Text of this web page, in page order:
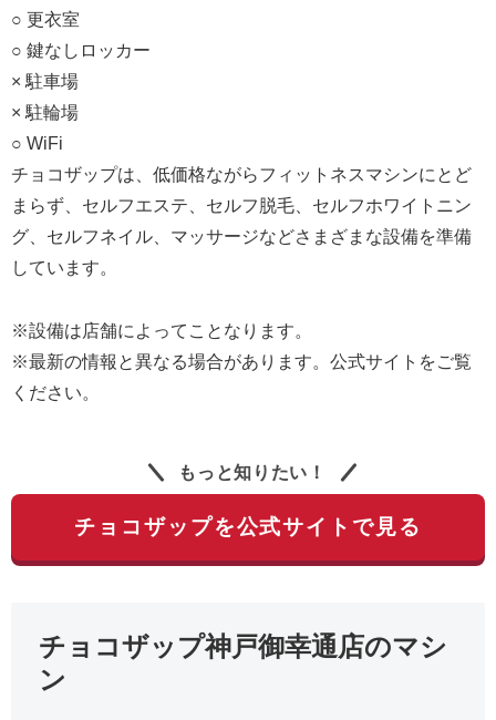
○ 更衣室
○ 鍵なしロッカー
× 駐車場
× 駐輪場
○ WiFi
チョコザップは、低価格ながらフィットネスマシンにとど
まらず、セルフエステ、セルフ脱毛、セルフホワイトニン
グ、セルフネイル、マッサージなどさまざまな設備を準備
しています。
※設備は店舗によってことなります。
※最新の情報と異なる場合があります。公式サイトをご覧
ください。
もっと知りたい！
チョコザップを公式サイトで見る
チョコザップ神戸御幸通店のマシ
ン